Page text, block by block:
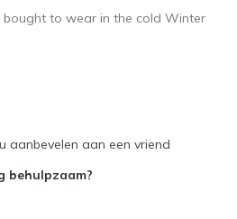
bought to wear in the cold Winter
aanbevelen aan een vriend
behulpzaam?